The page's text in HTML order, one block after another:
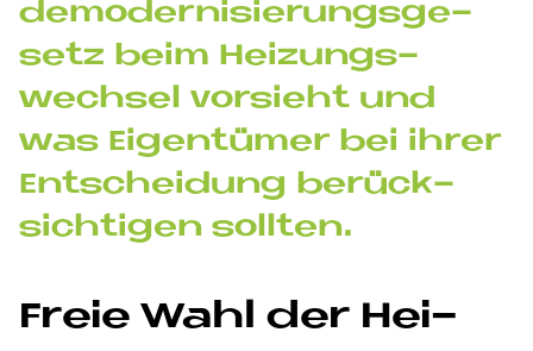
de­mo­der­ni­sie­rungs­ge­
se­tz beim Hei­zungs­
wech­sel vor­sieht und
was Ei­gen­tü­mer bei ih­rer
Ent­schei­dung be­rück­
sich­ti­gen soll­ten.
Freie Wahl der Hei­